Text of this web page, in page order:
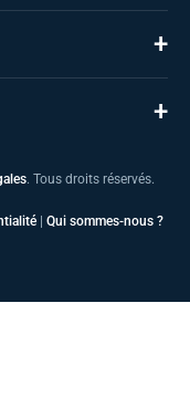
+
+
. Tous droits réservés.
Qui sommes-nous ?